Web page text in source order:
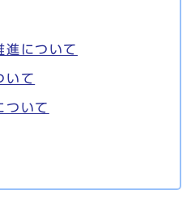
進について
いて
ついて